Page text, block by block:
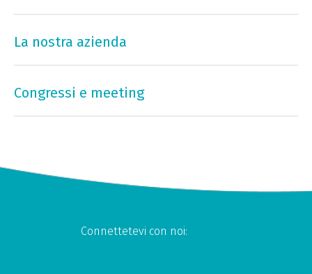
La nostra azienda
Congressi e meeting
Connettetevi con noi: